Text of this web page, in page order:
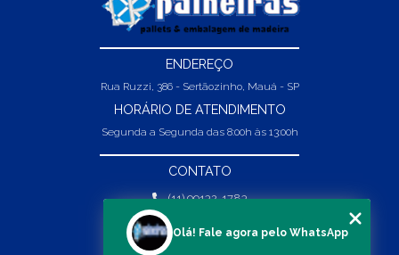
ENDEREÇO
Rua Ruzzi, 386 - Sertãozinho, Mauá - SP
HORÁRIO DE ATENDIMENTO
Segunda a Segunda das 8:00h às 13:00h
CONTATO
(11) 99132-1783
(11) 99132-1783
vendas@abpaineiras.com.br
Olá! Fale agora pelo WhatsApp